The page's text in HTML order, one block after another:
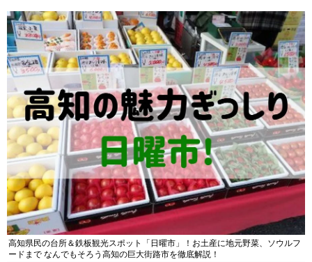
高知県民の台所＆鉄板観光スポット「日曜市」！お土産に地元野菜、ソウルフ
ードまで なんでもそろう高知の巨大街路市を徹底解説！